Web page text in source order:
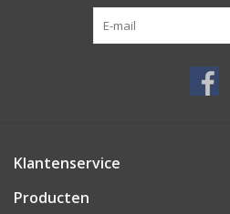
Klantenservice
Producten